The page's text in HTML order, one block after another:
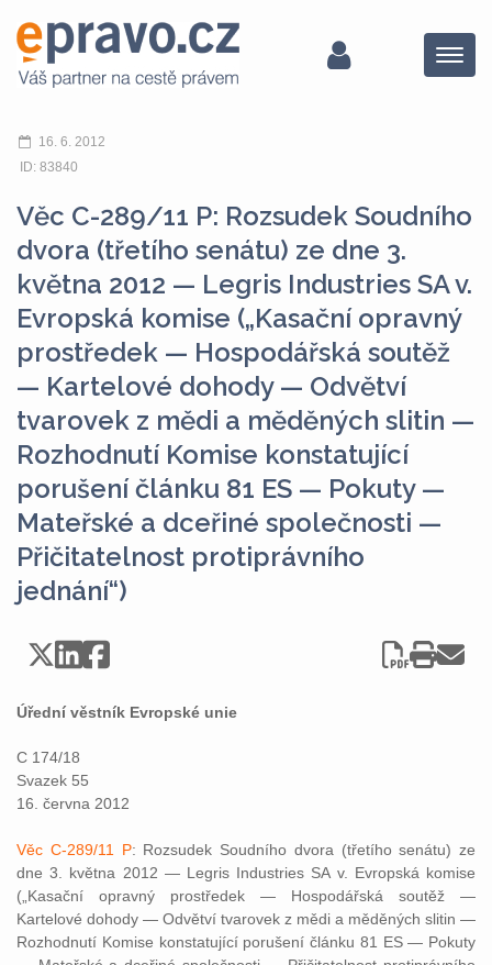
Menu
16. 6. 2012
ID: 83840
Věc C-289/11 P: Rozsudek Soudního
dvora (třetího senátu) ze dne 3.
května 2012 — Legris Industries SA v.
Evropská komise („Kasační opravný
prostředek — Hospodářská soutěž
— Kartelové dohody — Odvětví
tvarovek z mědi a měděných slitin —
Rozhodnutí Komise konstatující
porušení článku 81 ES — Pokuty —
Mateřské a dceřiné společnosti —
Přičitatelnost protiprávního
jednání“)
Úřední věstník Evropské unie
C 174/18
Svazek 55
16. června 2012
Věc C-289/11 P: Rozsudek Soudního dvora (třetího senátu) ze
dne 3. května 2012 — Legris Industries SA v. Evropská komise
(„Kasační opravný prostředek — Hospodářská soutěž —
Kartelové dohody — Odvětví tvarovek z mědi a měděných slitin —
Rozhodnutí Komise konstatující porušení článku 81 ES — Pokuty